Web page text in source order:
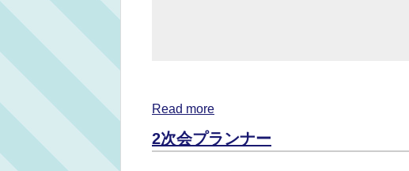
Read more
2次会プランナー